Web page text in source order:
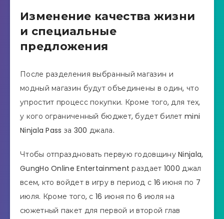
Изменение качества жизни
и специальные
предложения
После разделения выбранный магазин и
модный магазин будут объединены в один, что
упростит процесс покупки. Кроме того, для тех,
у кого ограниченный бюджет, будет билет mini
Ninjala Pass за 300 джала.
Чтобы отпраздновать первую годовщину Ninjala,
GungHo Online Entertainment раздает 1000 джал
всем, кто войдет в игру в период с 16 июня по 7
июля. Кроме того, с 16 июня по 6 июля на
сюжетный пакет для первой и второй глав